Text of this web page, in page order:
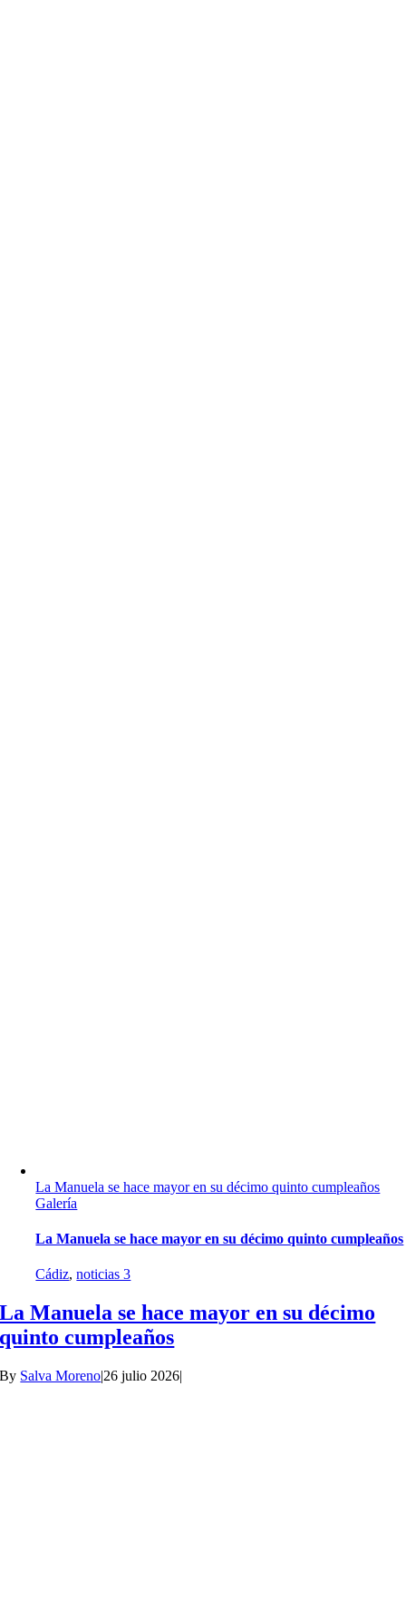
La Manuela se hace mayor en su décimo quinto cumpleaños
Galería
La Manuela se hace mayor en su décimo quinto cumpleaños
Cádiz,noticias 3
La Manuela se hace mayor en su décimo
quinto cumpleaños
By Salva Moreno|26 julio 2026|